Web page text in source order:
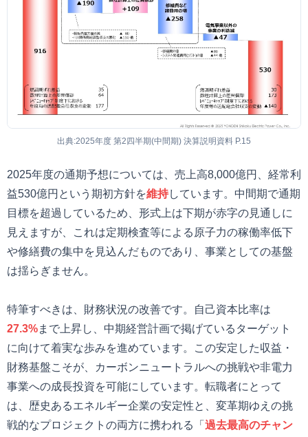
出典:2025年度 第2四半期(中間期) 決算説明資料 P.15
2025年度の通期予想については、売上高8,000億円、経常利
益530億円という期初方針を維持しています。中間期で通期
目標を超過しているため、形式上は下期が赤字の見通しに
見えますが、これは定期検査等による原子力の稼働率低下
や修繕費の集中を見込んだものであり、事業としての基盤
は揺らぎません。
特筆すべきは、財務状況の改善です。自己資本比率は
27.3%まで上昇し、中期経営計画で掲げているターゲット
に向けて着実な歩みを進めています。この安定した収益・
財務基盤こそが、カーボンニュートラルへの挑戦や非電力
事業への成長投資を可能にしています。転職者にとって
は、歴史あるエネルギー企業の安定性と、変革期ゆえの挑
戦的なプロジェクトの両方に携われる「 過去最高のチャン